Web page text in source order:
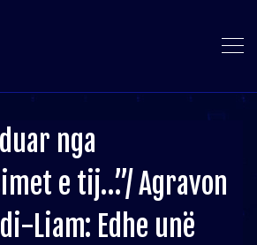
nga
e tij…”/ Agravon
Liam: Edhe unë